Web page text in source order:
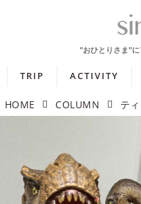
TRIP ACTIVITY
HOME COLUMN